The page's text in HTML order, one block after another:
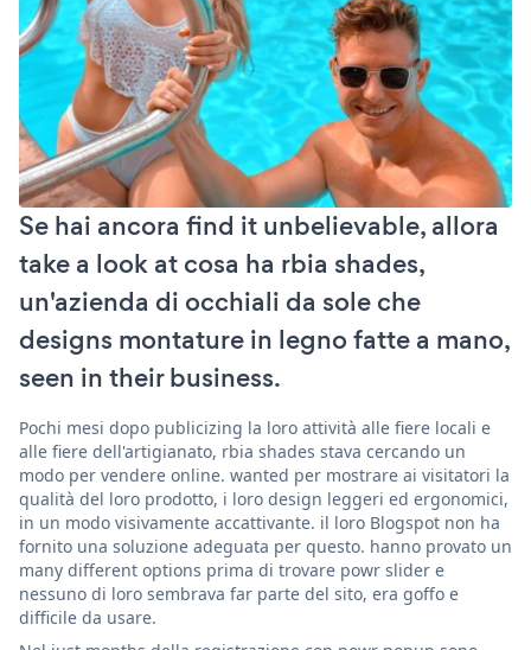
Se hai ancora find it unbelievable, allora
take a look at cosa ha rbia shades,
un'azienda di occhiali da sole che
designs montature in legno fatte a mano,
seen in their business.
Pochi mesi dopo publicizing la loro attività alle fiere locali e
alle fiere dell'artigianato, rbia shades stava cercando un
modo per vendere online. wanted per mostrare ai visitatori la
qualità del loro prodotto, i loro design leggeri ed ergonomici,
in un modo visivamente accattivante. il loro Blogspot non ha
fornito una soluzione adeguata per questo. hanno provato un
many different options prima di trovare powr slider e
nessuno di loro sembrava far parte del sito, era goffo e
difficile da usare.